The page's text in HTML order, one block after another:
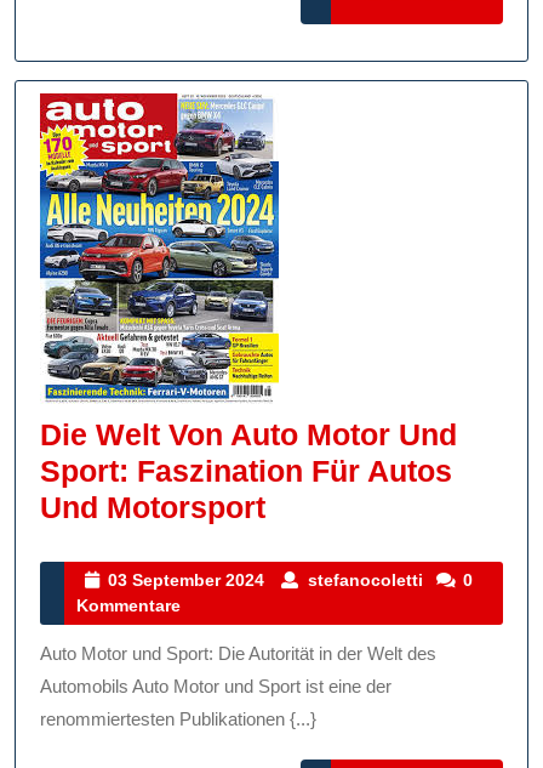
MORE
Die Welt Von Auto Motor Und
Sport: Faszination Für Autos
Und MotorsportDie
Von
Motor
Und
Sport:
03 September 2024
03
2024
stefanocoletti stefanocoletti
0
Kommentare
Auto Motor und Sport: Die Autorität in der Welt des
Automobils Auto Motor und Sport ist eine der
renommiertesten Publikationen {...}